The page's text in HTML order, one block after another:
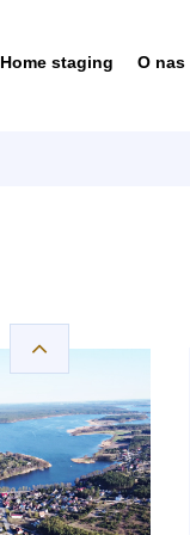
Home staging O nas